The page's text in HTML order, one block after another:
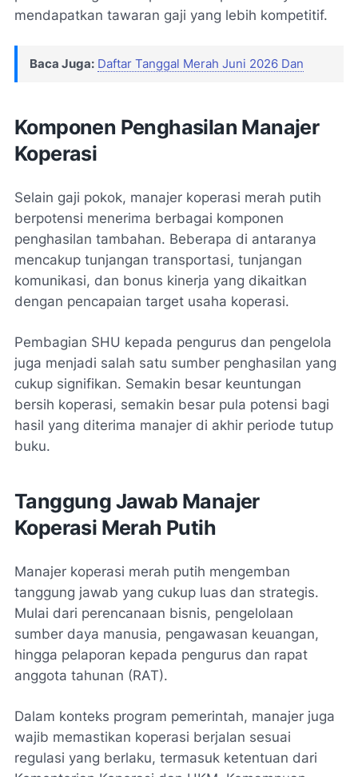
mendapatkan tawaran gaji yang lebih kompetitif.
Baca Juga: Daftar Tanggal Merah Juni 2026 Dan
Komponen Penghasilan Manajer
Koperasi
Selain gaji pokok, manajer koperasi merah putih
berpotensi menerima berbagai komponen
penghasilan tambahan. Beberapa di antaranya
mencakup tunjangan transportasi, tunjangan
komunikasi, dan bonus kinerja yang dikaitkan
dengan pencapaian target usaha koperasi.
Pembagian SHU kepada pengurus dan pengelola
juga menjadi salah satu sumber penghasilan yang
cukup signifikan. Semakin besar keuntungan
bersih koperasi, semakin besar pula potensi bagi
hasil yang diterima manajer di akhir periode tutup
buku.
Tanggung Jawab Manajer
Koperasi Merah Putih
Manajer koperasi merah putih mengemban
tanggung jawab yang cukup luas dan strategis.
Mulai dari perencanaan bisnis, pengelolaan
sumber daya manusia, pengawasan keuangan,
hingga pelaporan kepada pengurus dan rapat
anggota tahunan (RAT).
Dalam konteks program pemerintah, manajer juga
wajib memastikan koperasi berjalan sesuai
regulasi yang berlaku, termasuk ketentuan dari